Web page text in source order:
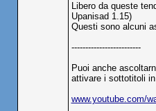
Libero da queste
Upanisad 1.15)
Questi sono alcuni
-------------------------
Puoi anche
attivare i sottotitoli
www.youtube.com/